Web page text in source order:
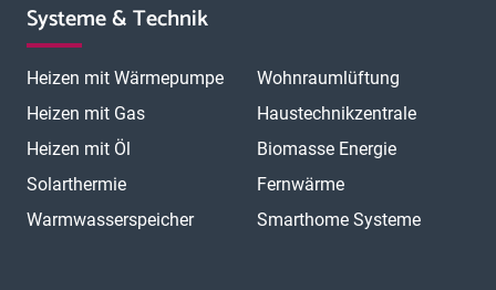
Systeme & Technik
Heizen mit Wärmepumpe
Heizen mit Gas
Heizen mit Öl
Solarthermie
Warmwasserspeicher
Wohnraumlüftung
Haustechnikzentrale
Biomasse Energie
Fernwärme
Smarthome Systeme